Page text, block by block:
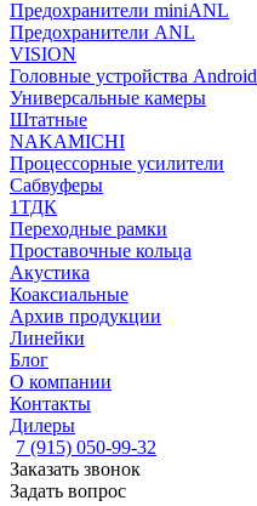
Предохранители miniANL
Предохранители ANL
VISION
Головные устройства Android
Универсальные камеры
Штатные
NAKAMICHI
Процессорные усилители
Сабвуферы
1ТДК
Переходные рамки
Проставочные кольца
Акустика
Коаксиальные
Архив продукции
Линейки
Блог
О компании
Контакты
Дилеры
7 (915) 050-99-32
Заказать звонок
Задать вопрос